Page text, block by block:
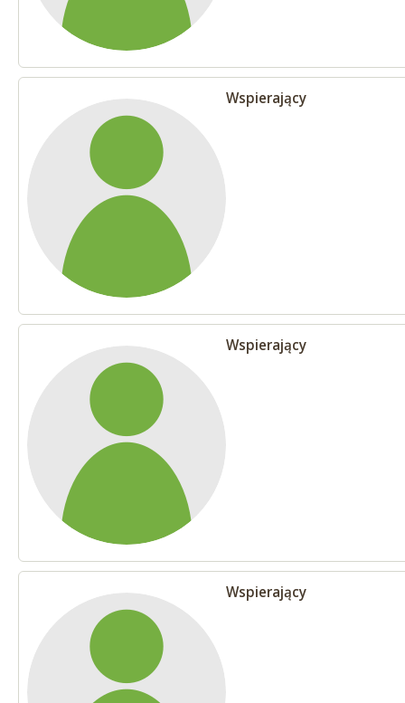
Wspierający
Wspierający
Wspierający